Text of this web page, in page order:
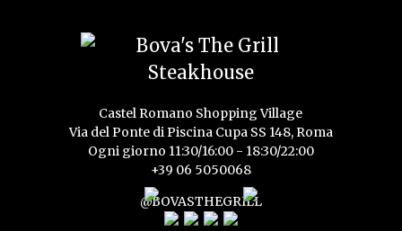
Castel Romano Shopping Village
Via del Ponte di Piscina Cupa SS 148, Roma
Ogni giorno 11:30/16:00 - 18:30/22:00
+39 06 5050068
@BOVASTHEGRILL